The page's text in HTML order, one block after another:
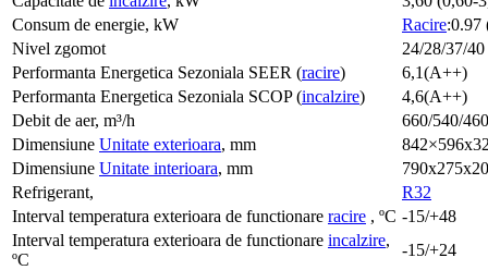
Consum de energie, kW
Racire:0.97
Nivel zgomot
24/28/37/40
Performanta Energetica Sezoniala SEER (racire)
6,1(А++)
Performanta Energetica Sezoniala SCOP (incalzire)
4,6(А++)
Debit de aer, m³/h
660/540/
Dimensiune Unitate exterioara, mm
Dimensiune Unitate interioara, mm
Refrigerant,
R32
Interval temperatura exterioara de functionare racire , ºC -15/+48
Interval temperatura exterioara de functionare incalzire,
ºC
-15/+24